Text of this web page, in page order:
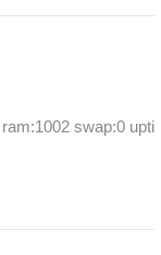
swap:0 upti